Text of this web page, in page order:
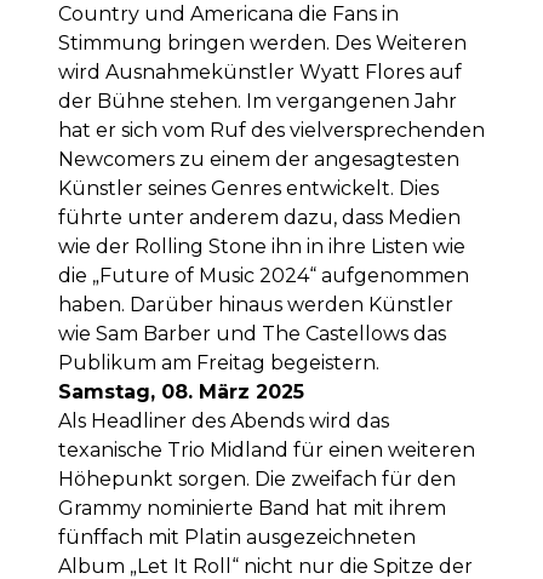
Country und Americana die Fans in
Stimmung bringen werden. Des Weiteren
wird Ausnahmekünstler Wyatt Flores auf
der Bühne stehen. Im vergangenen Jahr
hat er sich vom Ruf des vielversprechenden
Newcomers zu einem der angesagtesten
Künstler seines Genres entwickelt. Dies
führte unter anderem dazu, dass Medien
wie der Rolling Stone ihn in ihre Listen wie
die „Future of Music 2024“ aufgenommen
haben. Darüber hinaus werden Künstler
wie Sam Barber und The Castellows das
Publikum am Freitag begeistern.
Samstag, 08. März 2025
Als Headliner des Abends wird das
texanische Trio Midland für einen weiteren
Höhepunkt sorgen. Die zweifach für den
Grammy nominierte Band hat mit ihrem
fünffach mit Platin ausgezeichneten
Album „Let It Roll“ nicht nur die Spitze der